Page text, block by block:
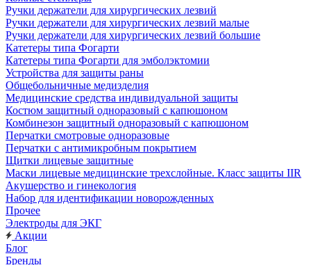
Ручки держатели для хирургических лезвий
Ручки держатели для хирургических лезвий малые
Ручки держатели для хирургических лезвий большие
Катетеры типа Фогарти
Катетеры типа Фогарти для эмболэктомии
Устройства для защиты раны
Общебольничные медизделия
Медицинские средства индивидуальной защиты
Костюм защитный одноразовый с капюшоном
Комбинезон защитный одноразовый с капюшоном
Перчатки смотровые одноразовые
Перчатки с антимикробным покрытием
Щитки лицевые защитные
Маски лицевые медицинские трехслойные. Класс защиты IIR
Акушерство и гинекология
Набор для идентификации новорожденных
Прочее
Электроды для ЭКГ
Акции
Блог
Бренды